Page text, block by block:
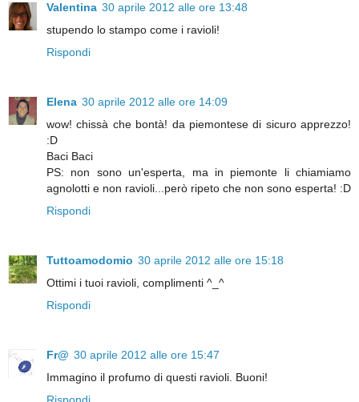
Valentina 30 aprile 2012 alle ore 13:48
stupendo lo stampo come i ravioli!
Rispondi
Elena 30 aprile 2012 alle ore 14:09
wow! chissà che bontà! da piemontese di sicuro apprezzo!
:D
Baci Baci
PS: non sono un'esperta, ma in piemonte li chiamiamo
agnolotti e non ravioli...però ripeto che non sono esperta! :D
Rispondi
Tuttoamodomio 30 aprile 2012 alle ore 15:18
Ottimi i tuoi ravioli, complimenti ^_^
Rispondi
Fr@ 30 aprile 2012 alle ore 15:47
Immagino il profumo di questi ravioli. Buoni!